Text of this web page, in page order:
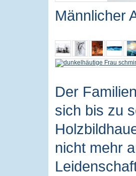
Männlicher
Der
sich bis zu
nicht mehr